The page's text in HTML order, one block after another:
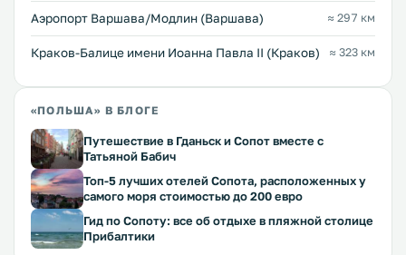
Аэропорт Варшава/Модлин (Варшава) ≈ 297 км
Краков-Балице имени Иоанна Павла II (Краков) ≈ 323 км
«ПОЛЬША» В БЛОГЕ
Путешествие в Гданьск и Сопот вместе с
Татьяной Бабич
Топ-5 лучших отелей Сопота, расположенных у
самого моря стоимостью до 200 евро
Гид по Сопоту: все об отдыхе в пляжной столице
Прибалтики